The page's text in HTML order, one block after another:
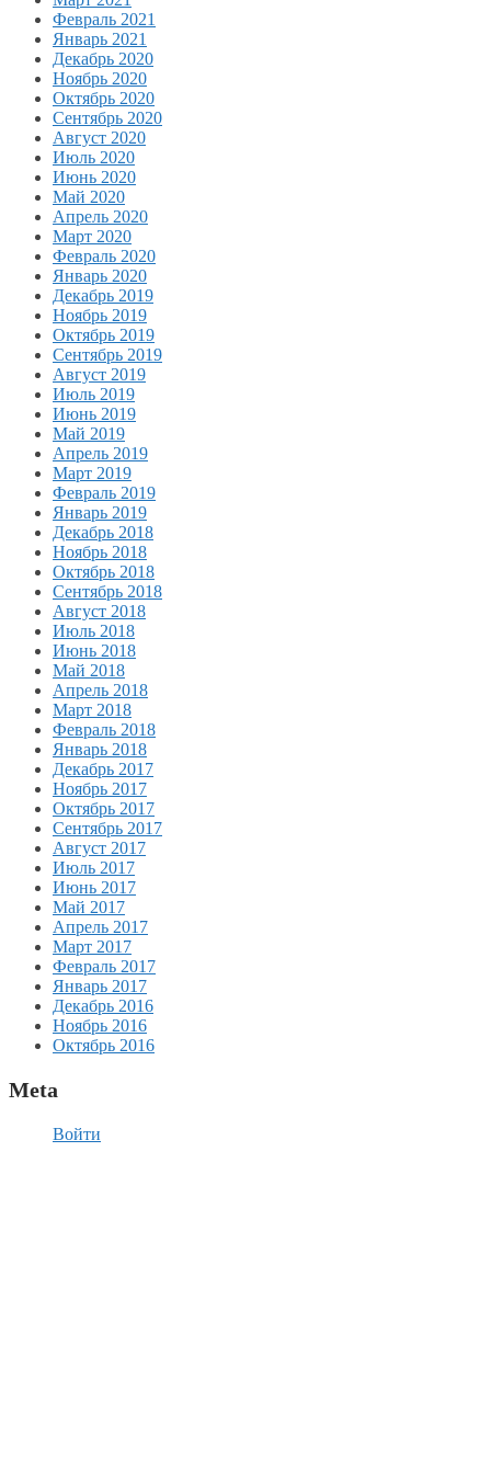
Февраль 2021
Январь 2021
Декабрь 2020
Ноябрь 2020
Октябрь 2020
Сентябрь 2020
Август 2020
Июль 2020
Июнь 2020
Май 2020
Апрель 2020
Март 2020
Февраль 2020
Январь 2020
Декабрь 2019
Ноябрь 2019
Октябрь 2019
Сентябрь 2019
Август 2019
Июль 2019
Июнь 2019
Май 2019
Апрель 2019
Март 2019
Февраль 2019
Январь 2019
Декабрь 2018
Ноябрь 2018
Октябрь 2018
Сентябрь 2018
Август 2018
Июль 2018
Июнь 2018
Май 2018
Апрель 2018
Март 2018
Февраль 2018
Январь 2018
Декабрь 2017
Ноябрь 2017
Октябрь 2017
Сентябрь 2017
Август 2017
Июль 2017
Июнь 2017
Май 2017
Апрель 2017
Март 2017
Февраль 2017
Январь 2017
Декабрь 2016
Ноябрь 2016
Октябрь 2016
Meta
Войти